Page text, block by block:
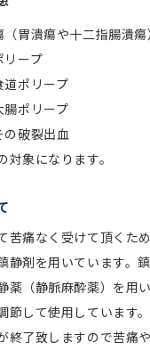
胃潰瘍や十二指腸潰瘍
リープ
ポリープ
ポリープ
の破裂出血
象になります。
苦痛なく受けて頂くた
静剤を用いています。
薬（静脈麻酔薬）を用
節して使用しています
終了致しますので苦痛